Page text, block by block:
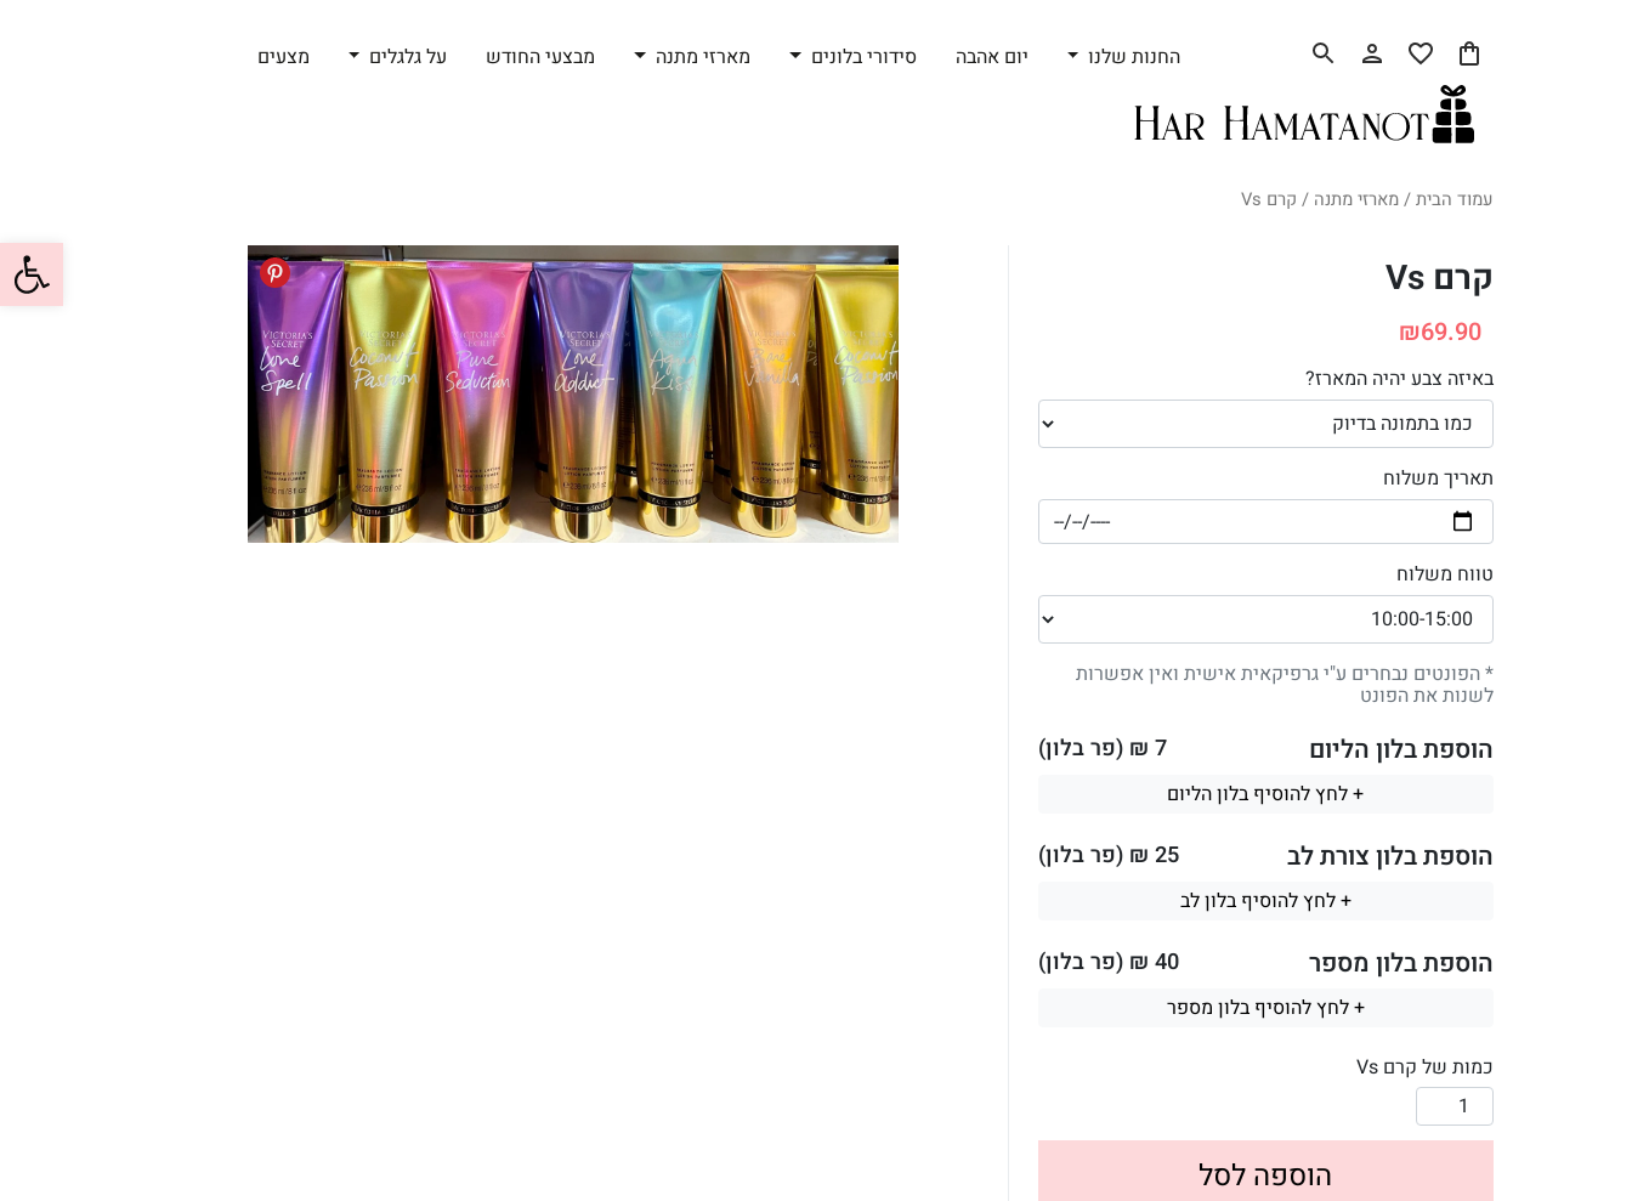
פתח
החנות שלנו יום אהבה סידורי בלונים מארזי מתנה מבצעי החודש על גלגלים מצעים
עמוד הבית/מארזי מתנה / קרם Vs
קרם Vs
₪69.90
באיזה צבע יהיה המארז?
תאריך משלוח
טווח משלוח
* הפונטים נבחרים ע"י גרפיקאית אישית ואין אפשרות
לשנות את הפונט
הוספת בלון הליום 7 ₪ (פר בלון)
+ לחץ להוסיף בלון הליום
הוספת בלון צורת לב 25 ₪ (פר בלון)
+ לחץ להוסיף בלון לב
הוספת בלון מספר 40 ₪ (פר בלון)
+ לחץ להוסיף בלון מספר
כמות של קרם Vs
הוספה לסל